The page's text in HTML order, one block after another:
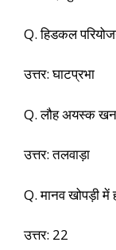
Q. हिडकल
उत्तर: घाटप्रभा
Q. लौह अयस्क
उत्तर: तलवाड़ा
Q. मानव खोपड़ी में
उत्तर: 22